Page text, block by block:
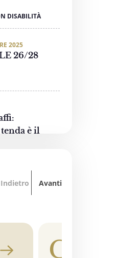
DISABILITÀ
2025
26/28
è il
- Preghiera di
Indietro Avanti
C